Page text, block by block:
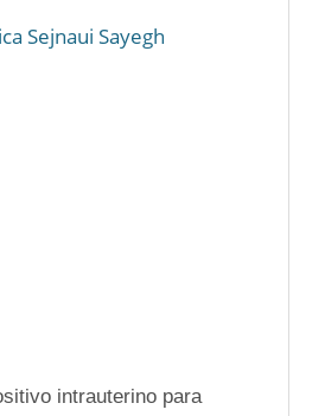
Sejnaui Sayegh
intrauterino para